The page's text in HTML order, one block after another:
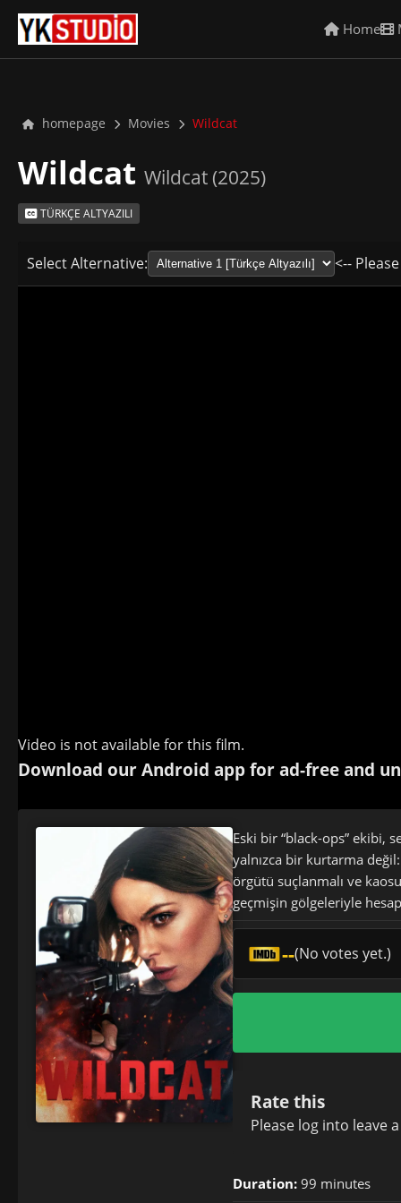
Home
homepage Movies Wildcat
Wildcat Wildcat (2025)
TÜRKÇE ALTYAZILI
Select Alternative: <--
Video is not available for this film.
Download our Android app for ad-free and
Eski bir “black-ops” ekibi,
yalnızca bir kurtarma
örgütü suçlanmalı ve
geçmişin gölgeleriyle
--(No votes yet.)
Rate this
Please log into leave
Duration: 99 minutes